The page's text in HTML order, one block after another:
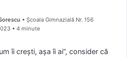
• Școala Gimnazială Nr. 156
• 4 minute
îi crești, așa îi ai”, consider că